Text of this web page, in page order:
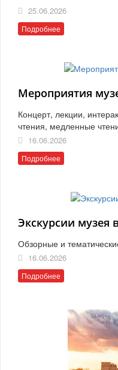
25.06.2026
Подробнее
Мероприятия
Концерт, лекции,
чтения, медленные
16.06.2026
Подробнее
Экскурсии музея
Обзорные и
16.06.2026
Подробнее